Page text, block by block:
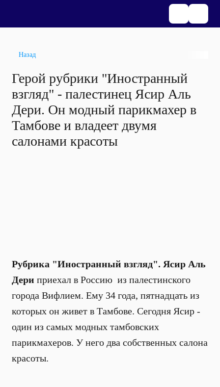
Назад
Герой рубрики "Иностранный
взгляд" - палестинец Ясир Аль
Дери. Он модный парикмахер в
Тамбове и владеет двумя
салонами красоты
Рубрика "Иностранный взгляд". Ясир Аль
Дери приехал в Россию из палестинского
города Вифлием. Ему 34 года, пятнадцать из
которых он живет в Тамбове. Сегодня Ясир -
один из самых модных тамбовских
парикмахеров. У него два собственных салона
красоты.